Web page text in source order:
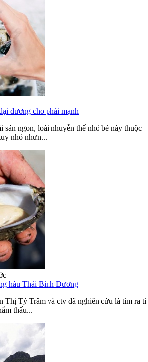
dương cho phái mạnh
sản ngon, loài nhuyễn thể nhỏ bé này thuộc
nhỏ nhưn...
hàu Thái Bình Dương
Thị Tý Trâm và ctv đã nghiên cứu là tìm ra tỉ
thấu...